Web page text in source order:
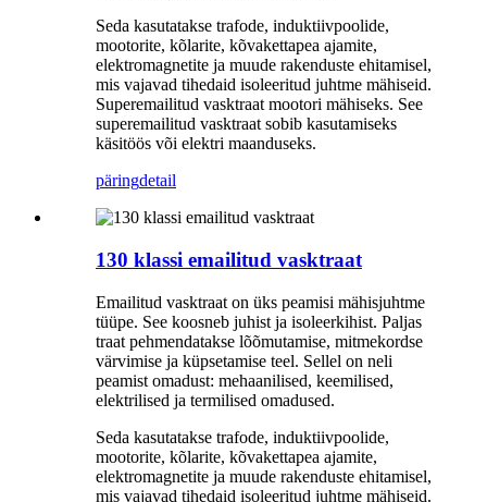
Seda kasutatakse trafode, induktiivpoolide,
mootorite, kõlarite, kõvakettapea ajamite,
elektromagnetite ja muude rakenduste ehitamisel,
mis vajavad tihedaid isoleeritud juhtme mähiseid.
Superemailitud vasktraat mootori mähiseks. See
superemailitud vasktraat sobib kasutamiseks
käsitöös või elektri maanduseks.
päringdetail
130 klassi emailitud vasktraat
Emailitud vasktraat on üks peamisi mähisjuhtme
tüüpe. See koosneb juhist ja isoleerkihist. Paljas
traat pehmendatakse lõõmutamise, mitmekordse
värvimise ja küpsetamise teel. Sellel on neli
peamist omadust: mehaanilised, keemilised,
elektrilised ja termilised omadused.
Seda kasutatakse trafode, induktiivpoolide,
mootorite, kõlarite, kõvakettapea ajamite,
elektromagnetite ja muude rakenduste ehitamisel,
mis vajavad tihedaid isoleeritud juhtme mähiseid.